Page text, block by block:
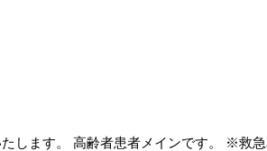
します。 高齢者患者メインです。 ※救